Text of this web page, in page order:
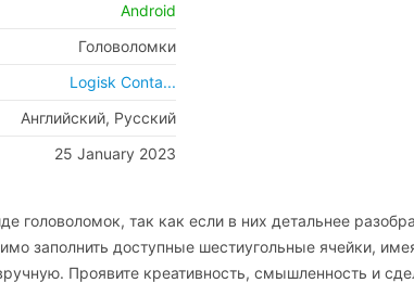
Android
Головоломки
Logisk Conta...
Английский, Русский
25 January 2023
головоломок, так как если в них детальнее
заполнить доступные шестиугольные ячейки,
Проявите креативность, смышленность и